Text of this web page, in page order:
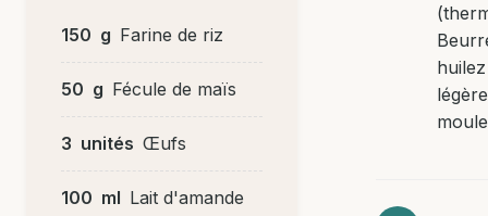
150 g Farine de riz
50 g Fécule de maïs
3 unités Œufs
100 ml Lait d'amande
huilez